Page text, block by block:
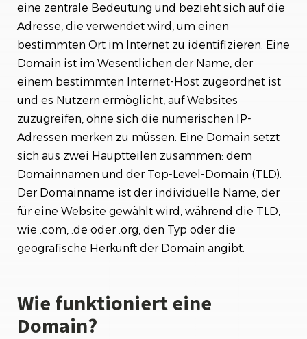
Fazit
eine zentrale Bedeutung und bezieht sich auf die
Adresse, die verwendet wird, um einen
bestimmten Ort im Internet zu identifizieren. Eine
Domain ist im Wesentlichen der Name, der
einem bestimmten Internet-Host zugeordnet ist
und es Nutzern ermöglicht, auf Websites
zuzugreifen, ohne sich die numerischen IP-
Adressen merken zu müssen. Eine Domain setzt
sich aus zwei Hauptteilen zusammen: dem
Domainnamen und der Top-Level-Domain (TLD).
Der Domainname ist der individuelle Name, der
für eine Website gewählt wird, während die TLD,
wie .com, .de oder .org, den Typ oder die
geografische Herkunft der Domain angibt.
Wie funktioniert eine
Domain?